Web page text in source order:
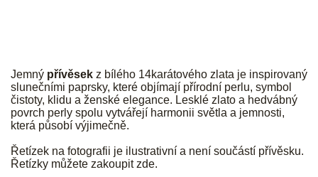
Jemný přívěsek z bílého 14karátového zlata je inspirovaný
slunečními paprsky, které objímají přírodní perlu, symbol
čistoty, klidu a ženské elegance. Lesklé zlato a hedvábný
povrch perly spolu vytvářejí harmonii světla a jemnosti,
která působí výjimečně.
Řetízek na fotografii je ilustrativní a není součástí přívěsku.
Řetízky můžete zakoupitzde.